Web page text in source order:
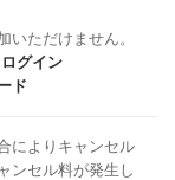
ただけません。
グイン
ド
によりキャンセル
ンセル料が発生し